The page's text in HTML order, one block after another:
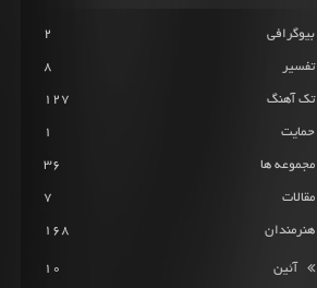
بیوگرافی 2
تفسیر 8
تک آهنگ 127
حمایت 1
مجموعه ها 36
مقالات 7
هنرمندان 168
آئین 10